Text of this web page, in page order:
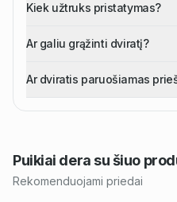
Kiek užtruks pristatymas?
Ar galiu grąžinti dviratį?
Ar dviratis paruošiamas
Puikiai dera su šiuo
Rekomenduojami priedai